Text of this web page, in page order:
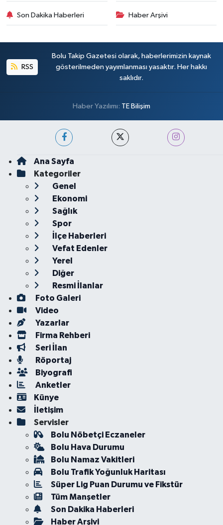
Son Dakika Haberleri Haber Arşivi
RSS
Bolu Takip Gazetesi olarak, haberlerimizin kaynak
gösterilmeden yayımlanması yasaktır. Her hakkı
saklıdır.
Haber Yazılımı: TE Bilişim
Ana Sayfa
Kategoriler
Genel
Ekonomi
Sağlık
Spor
İlçe Haberleri
Vefat Edenler
Yerel
Diğer
Resmi İlanlar
Foto Galeri
Video
Yazarlar
Firma Rehberi
Seri İlan
Röportaj
Biyografi
Anketler
Künye
İletişim
Servisler
Bolu Nöbetçi Eczaneler
Bolu Hava Durumu
Bolu Namaz Vakitleri
Bolu Trafik Yoğunluk Haritası
Süper Lig Puan Durumu ve Fikstür
Tüm Manşetler
Son Dakika Haberleri
Haber Arşivi